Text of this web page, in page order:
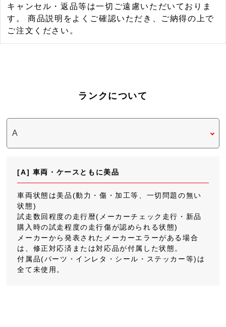
キャンセル・返品等は一切ご遠慮いただいておりま
す。 商品説明をよくご確認いただき、ご納得の上で
ご注文ください。
ランクについて
[A] 車両・ケースともに美品
車両状態は美品(動力・傷・加工等、一切問題の無い
状態)
試走数回程度の走行暦(メーカーチェック走行・新品
購入時の試走程度の走行傷が認められる状態)
メーカーから発表されたメーカーエラーがある場合
は、修正対応済または対応品が付属した状態。
付属品(パーツ・インレタ・シール・ステッカー等)は
全て未使用。